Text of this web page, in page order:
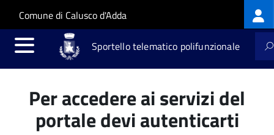
Salta al contenuto principale
Skip to site navigation
Comune di Calusco d'Adda
Sportello telematico polifunzionale
Per accedere ai servizi del
portale devi autenticarti